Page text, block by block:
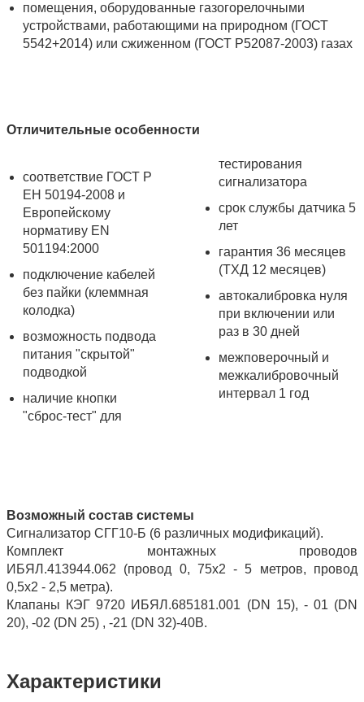
помещения, оборудованные газогорелочными
устройствами, работающими на природном (ГОСТ
5542+2014) или сжиженном (ГОСТ Р52087-2003) газах
Отличительные особенности
соответствие ГОСТ Р
ЕН 50194-2008 и
Европейскому
нормативу EN
501194:2000
подключение кабелей
без пайки (клеммная
колодка)
возможность подвода
питания "скрытой"
подводкой
наличие кнопки
"сброс-тест" для
тестирования
сигнализатора
срок службы датчика 5
лет
гарантия 36 месяцев
(ТХД 12 месяцев)
автокалибровка нуля
при включении или
раз в 30 дней
межповерочный и
межкалибровочный
интервал 1 год
Возможный состав системы
Сигнализатор СГГ10-Б (6 различных модификаций).
Комплект монтажных проводов
ИБЯЛ.413944.062 (провод 0, 75х2 - 5 метров, провод
0,5х2 - 2,5 метра).
Клапаны КЭГ 9720 ИБЯЛ.685181.001 (DN 15), - 01 (DN
20), -02 (DN 25) , -21 (DN 32)-40В.
Характеристики